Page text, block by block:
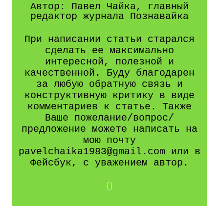
Автор: Павел Чайка, главный
редактор журнала Познавайка
При написании статьи старался
сделать ее максимально
интересной, полезной и
качественной. Буду благодарен
за любую обратную связь и
конструктивную критику в виде
комментариев к статье. Также
Ваше пожелание/вопрос/
предложение можете написать на
мою почту
pavelchaika1983@gmail.com или в
Фейсбук, с уважением автор.